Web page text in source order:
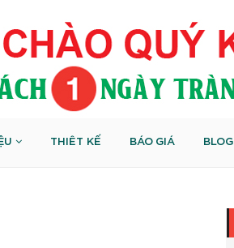
THIÊT KẾ BÁO GIÁ BLOG